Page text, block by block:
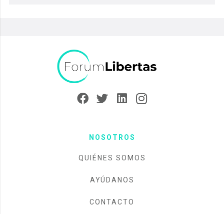
NOSOTROS
QUIÉNES SOMOS
AYÚDANOS
CONTACTO